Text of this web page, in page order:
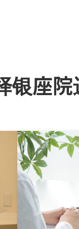
银座